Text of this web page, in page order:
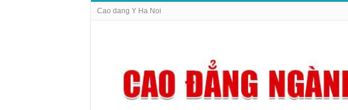
Cao dang Y Ha Noi